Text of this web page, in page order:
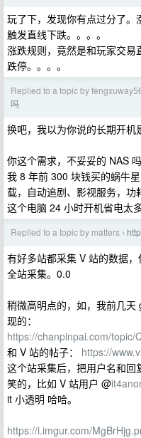
玩了下，发现你有点过分了
触发直线下跌。。。。
涨跌规则，竟然是和玩家交
跌停。。。。
Replied to a topic by
吗
换吧，我以为你说的长期开机
你这个需求，不妥妥的 NAS
我 8 年前 300 块钱买的蜗牛
载，自动追剧、影视服务，
这个电脑 24 小时开机省电太
Replied to a topic by matters ›
有好多站都采集 V 站的数据，
全站采集。0.0
稍微高明点的，如，我前几
现的：
https://chanpinpai.com/topic/
和 V 站的帖子： https://
这个站采集后，把用户名和
笑的，比如 V 站用户 @
it 小透明 哈哈。
https://i.imgur.com/